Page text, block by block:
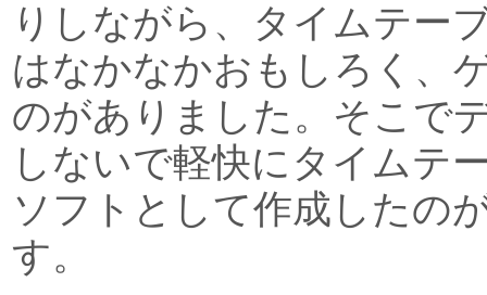
りしながら、タイムテー
はなかなかおもしろく、
のがありました。そこで
しないで軽快にタイムテ
ソフトとして作成したの
す。